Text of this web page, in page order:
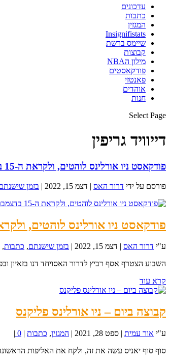
עדכונים
כתבות
המגזין
Insignifistats
שיימס ברשת
קבוצות
מילון הNBA
פודקאסטים
פאנטזי
אוהדים
חנות
Select Page
דייוויד גריפין
פודקאסט ניו אורלינס לוהטים, ולקראת ה-15 בדצמבר: תכ...
פורסם על ידי דרור האס | דצמ 15, 2022 | בזמן
פודקאסט ניו אורלינס לוהטים, ולקראת ה-15 בדצמבר:
ע"י דרור האס | דצמ 15, 2022 | בזמן שישנתם, כתבות,
השבוע הצטרף אסף רביץ לדרור האסויחד דנו בזאיון
קרא עוד
קבוצה ביום – ניו אורלינס פליקנס
ע"י אור עמית | ספט 28, 2021 | המגזין, כתבות |
0
|
סוף סוף יאניס עשה את זה, ולקח את האליפות